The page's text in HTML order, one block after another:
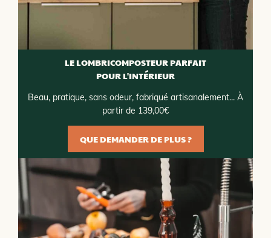
LE LOMBRICOMPOSTEUR PARFAIT
POUR L'INTÉRIEUR
Beau, pratique, sans odeur, fabriqué artisanalement... À
partir de 139,00€
QUE DEMANDER DE PLUS ?